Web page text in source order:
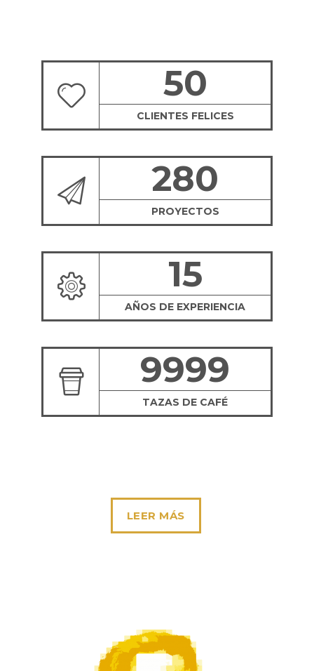
50
CLIENTES FELICES
280
PROYECTOS
15
AÑOS DE EXPERIENCIA
9999
TAZAS DE CAFÉ
LEER MÁS